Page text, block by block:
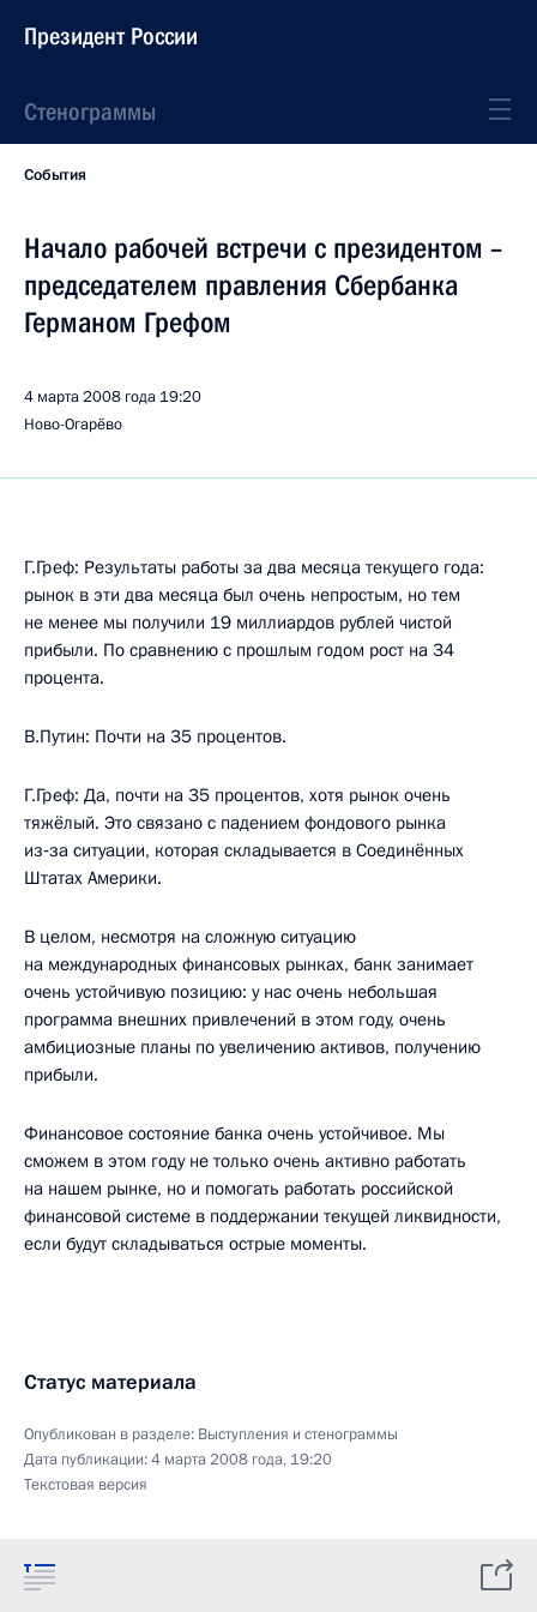
Президент России
Стенограммы
События
Начало рабочей встречи с президентом –
председателем правления Сбербанка
Германом Грефом
4 марта 2008 года 19:20
Ново-Огарёво
Г.Греф: Результаты работы за два месяца текущего года:
рынок в эти два месяца был очень непростым, но тем
не менее мы получили 19 миллиардов рублей чистой
прибыли. По сравнению с прошлым годом рост на 34
процента.
В.Путин: Почти на 35 процентов.
Г.Греф: Да, почти на 35 процентов, хотя рынок очень
тяжёлый. Это связано с падением фондового рынка
из‑за ситуации, которая складывается в Соединённых
Штатах Америки.
В целом, несмотря на сложную ситуацию
на международных финансовых рынках, банк занимает
очень устойчивую позицию: у нас очень небольшая
программа внешних привлечений в этом году, очень
амбициозные планы по увеличению активов, получению
прибыли.
Финансовое состояние банка очень устойчивое. Мы
сможем в этом году не только очень активно работать
на нашем рынке, но и помогать работать российской
финансовой системе в поддержании текущей ликвидности,
если будут складываться острые моменты.
Статус материала
Опубликован в разделе: Выступления и стенограммы
Дата публикации:4 марта 2008 года, 19:20
Текстовая версия